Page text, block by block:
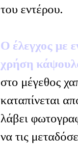
του εντέρου.
Ο έλεγχος με
χρήση
στο μέγεθος
καταπίνεται
λάβει
να τις